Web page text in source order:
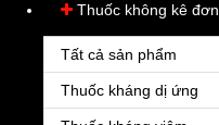
Thuốc không kê đơn
Tất cả sản phẩm
Thuốc kháng dị ứng
Vinpoceptin